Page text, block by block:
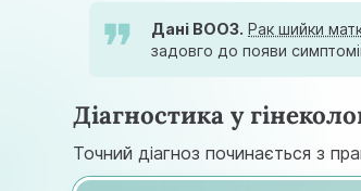
Дані ВООЗ. Рак шийки
задовго до появи
Діагностика у
Точний діагноз починається з